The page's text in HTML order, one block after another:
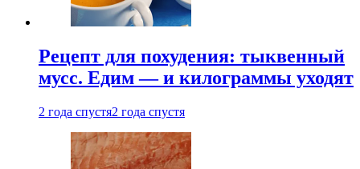
Рецепт для похудения: тыквенный
мусс. Едим — и килограммы уходят
2 года спустя2 года спустя